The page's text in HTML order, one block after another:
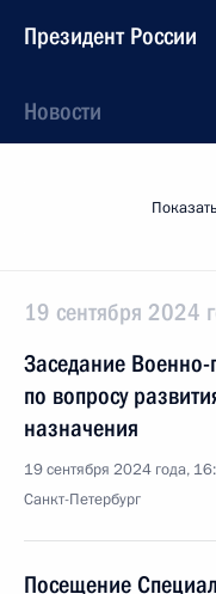
Президент России
Новости
19 сентября 2024
Заседание
по вопросу
назначения
19 сентября 2024 года,
Санкт-Петербург
Посещение